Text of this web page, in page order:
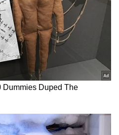
ಸಂಪುಟ ವಿಸ್ತರಣೆ ಸೀಕ್ರೆಟ್ ಬಿಚ್ಚಿಟ್ಟ
ಯತೀಂದ್ರ ಸಿದ್ದರಾಮಯ್ಯ: ಅಪ್ಪ
ಸಿದ್ದು ಹಾಕಿದ್ದ ಮಾಸ್ಟರ್ ಪ್ಲಾನ್
ರಿವೀಲ್